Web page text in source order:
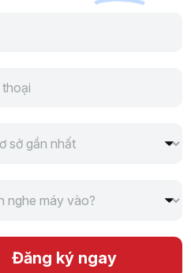
Đăng ký ngay